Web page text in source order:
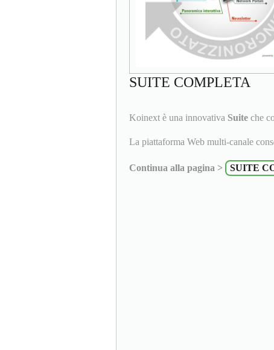
SUITE COMPLETA
Koinext è una innovativa Suite che
La piattaforma Web multi-canale
Continua alla pagina > SUITE